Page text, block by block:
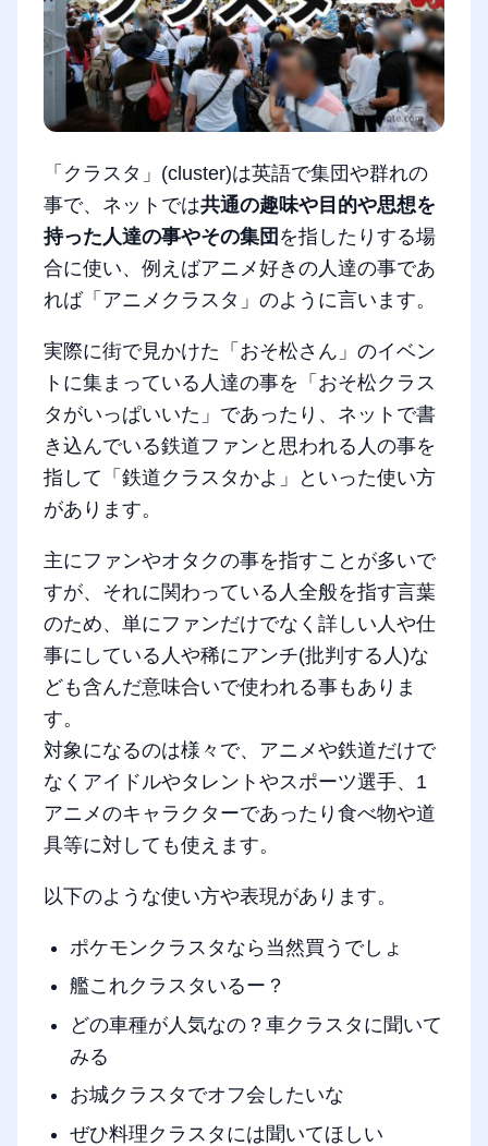
「クラスタ」(cluster)は英語で集団や群れの
事で、ネットでは共通の趣味や目的や思想を
持った人達の事やその集団 を指したりする場
合に使い、例えばアニメ好きの人達の事であ
れば「アニメクラスタ」のように言います。
実際に街で見かけた「おそ松さん」のイベン
トに集まっている人達の事を「おそ松クラス
タがいっぱいいた」であったり、ネットで書
き込んでいる鉄道ファンと思われる人の事を
指して「鉄道クラスタかよ」といった使い方
があります。
主にファンやオタクの事を指すことが多いで
すが、それに関わっている人全般を指す言葉
のため、単にファンだけでなく詳しい人や仕
事にしている人や稀にアンチ(批判する人)な
ども含んだ意味合いで使われる事もありま
す。
対象になるのは様々で、アニメや鉄道だけで
なくアイドルやタレントやスポーツ選手、1
アニメのキャラクターであったり食べ物や道
具等に対しても使えます。
以下のような使い方や表現があります。
ポケモンクラスタなら当然買うでしょ
艦これクラスタいるー？
どの車種が人気なの？車クラスタに聞いて
みる
お城クラスタでオフ会したいな
ぜひ料理クラスタには聞いてほしい